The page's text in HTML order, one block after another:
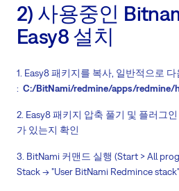
2) 사용중인
Easy8 설치
1. Easy8 패키지를 복사, 일반적으로 다
: C:/BitNami/redmine/apps/redmine/
2. Easy8 패키지 압축 풀기 및 플러그
가 있는지 확인
3. BitNami 커맨드 실행 (Start > All
Stack -> "User BitNami Redmince